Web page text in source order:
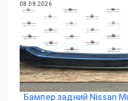
08.08.2026
Бампер задний Nissan